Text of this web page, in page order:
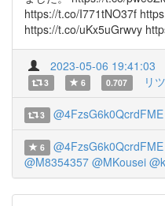
https://t.co/I771tNO37f
https://t.co/uKx5uGrwvy
2023-05-06 19:41:03
3 6 0.707 リ
3 @4FzsG6k0QcrdFME
6 @4FzsG6k0QcrdFME
@M8354357 @MKousei